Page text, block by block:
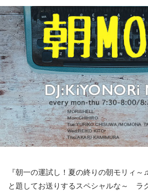
『朝一の運試し！夏の終りの朝モリィ～♫
と題してお送りするスペシャルな～ ラ